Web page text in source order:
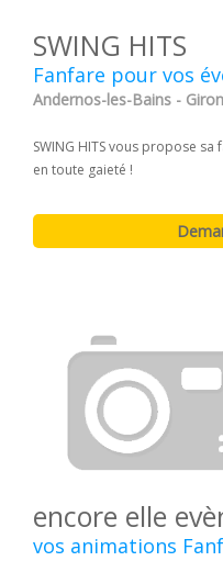
SWING HITS
Fanfare pour vos
Andernos-les-Bains -
SWING HITS vous propose
en toute gaieté !
encore elle
vos animations